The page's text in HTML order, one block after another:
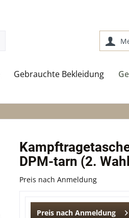
Gebrauchte Bekleidung
DPM-tarn (2.
Preis nach Anmeldung
Preis nach Anmeldung